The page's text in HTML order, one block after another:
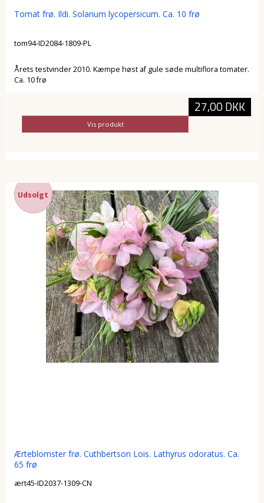
Tomat frø. Ildi. Solanum lycopersicum. Ca. 10 frø
tom94-ID2084-1809-PL
Årets testvinder 2010. Kæmpe høst af gule søde multiflora tomater.
Ca. 10 frø
27,00 DKK
Vis produkt
Udsolgt
Ærteblomster frø. Cuthbertson Lois. Lathyrus odoratus. Ca.
65 frø
ært45-ID2037-1309-CN